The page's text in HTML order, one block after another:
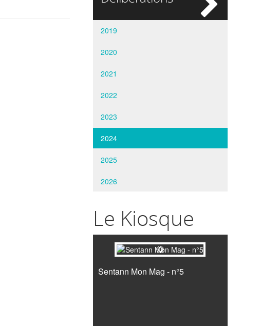
2019
2020
2021
2022
2023
2024
2025
2026
Le Kiosque
Sentann Mon Mag - n°5